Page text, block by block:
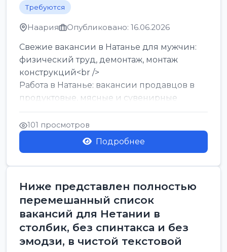
Требуются
Наария Опубликовано: 16.06.2026
Свежие вакансии в Натанье для мужчин:
физический труд, демонтаж, монтаж
конструкций<br />
Работа в Натанье: вакансии продавцов в
продуктовые, мясные и сувенирные
лавки<br />
Разнорабочий на сборку м...
101 просмотров
Подробнее
Ниже представлен полностью
перемешанный список
вакансий для Нетании в
столбик, без спинтакса и без
эмодзи, в чистой текстовой